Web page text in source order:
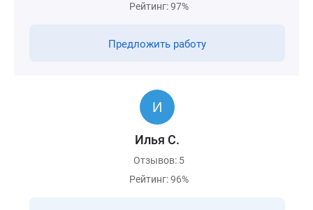
Рейтинг: 97%
Предложить работу
Илья С.
Отзывов: 5
Рейтинг: 96%